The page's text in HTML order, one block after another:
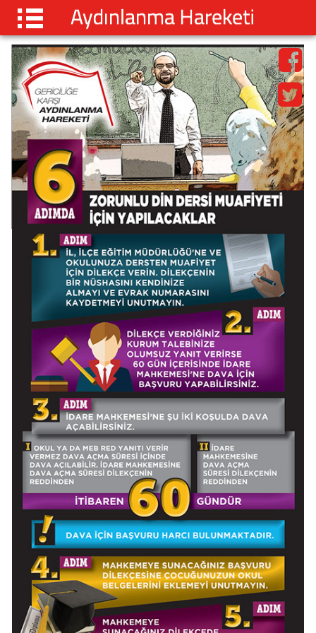
ANASAYFA
AÇIKLAMALAR
BÜLTENLER
YAYINLAR
ZORUNLU DİN DERSİ
BEN DE VARIM
İLETİŞİM